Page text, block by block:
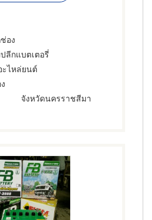
อง
ลีกแบตเตอรี่
ไหล่ยนต์
จังหวัดนครราชสีมา